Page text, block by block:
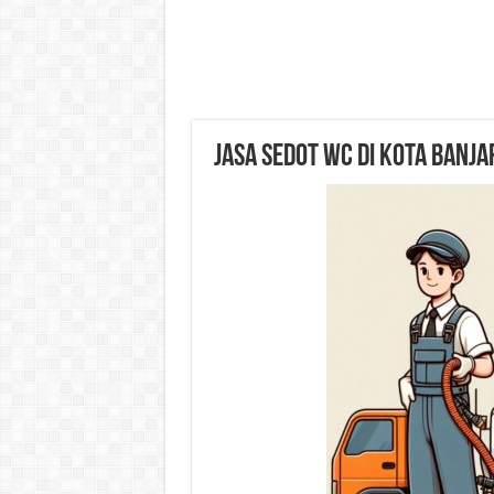
Jasa Sedot WC di Kota